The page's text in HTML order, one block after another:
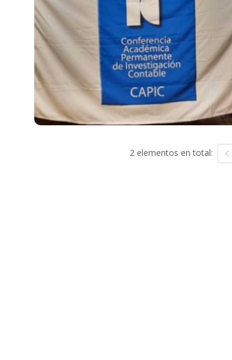
2 elementos en total: